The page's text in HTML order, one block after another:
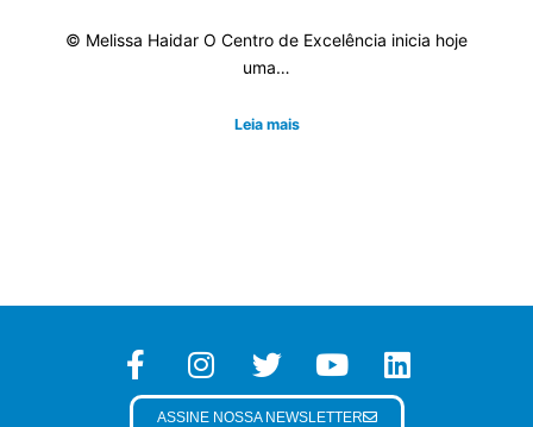
© Melissa Haidar O Centro de Excelência inicia hoje
uma…
Leia mais
ASSINE NOSSA NEWSLETTER